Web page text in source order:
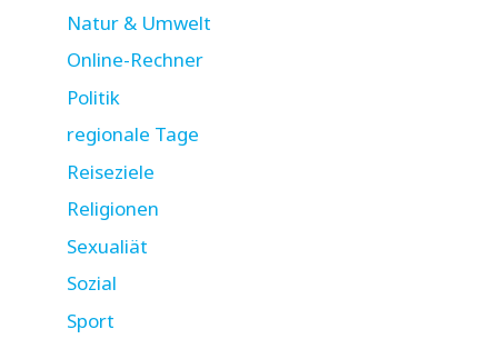
Natur & Umwelt
Online-Rechner
Politik
regionale Tage
Reiseziele
Religionen
Sexualiät
Sozial
Sport